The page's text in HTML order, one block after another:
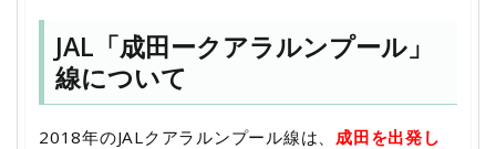
JAL「成田ークアラルンプール」
線について
2018年のJALクアラルンプール線は、 成田を出発し